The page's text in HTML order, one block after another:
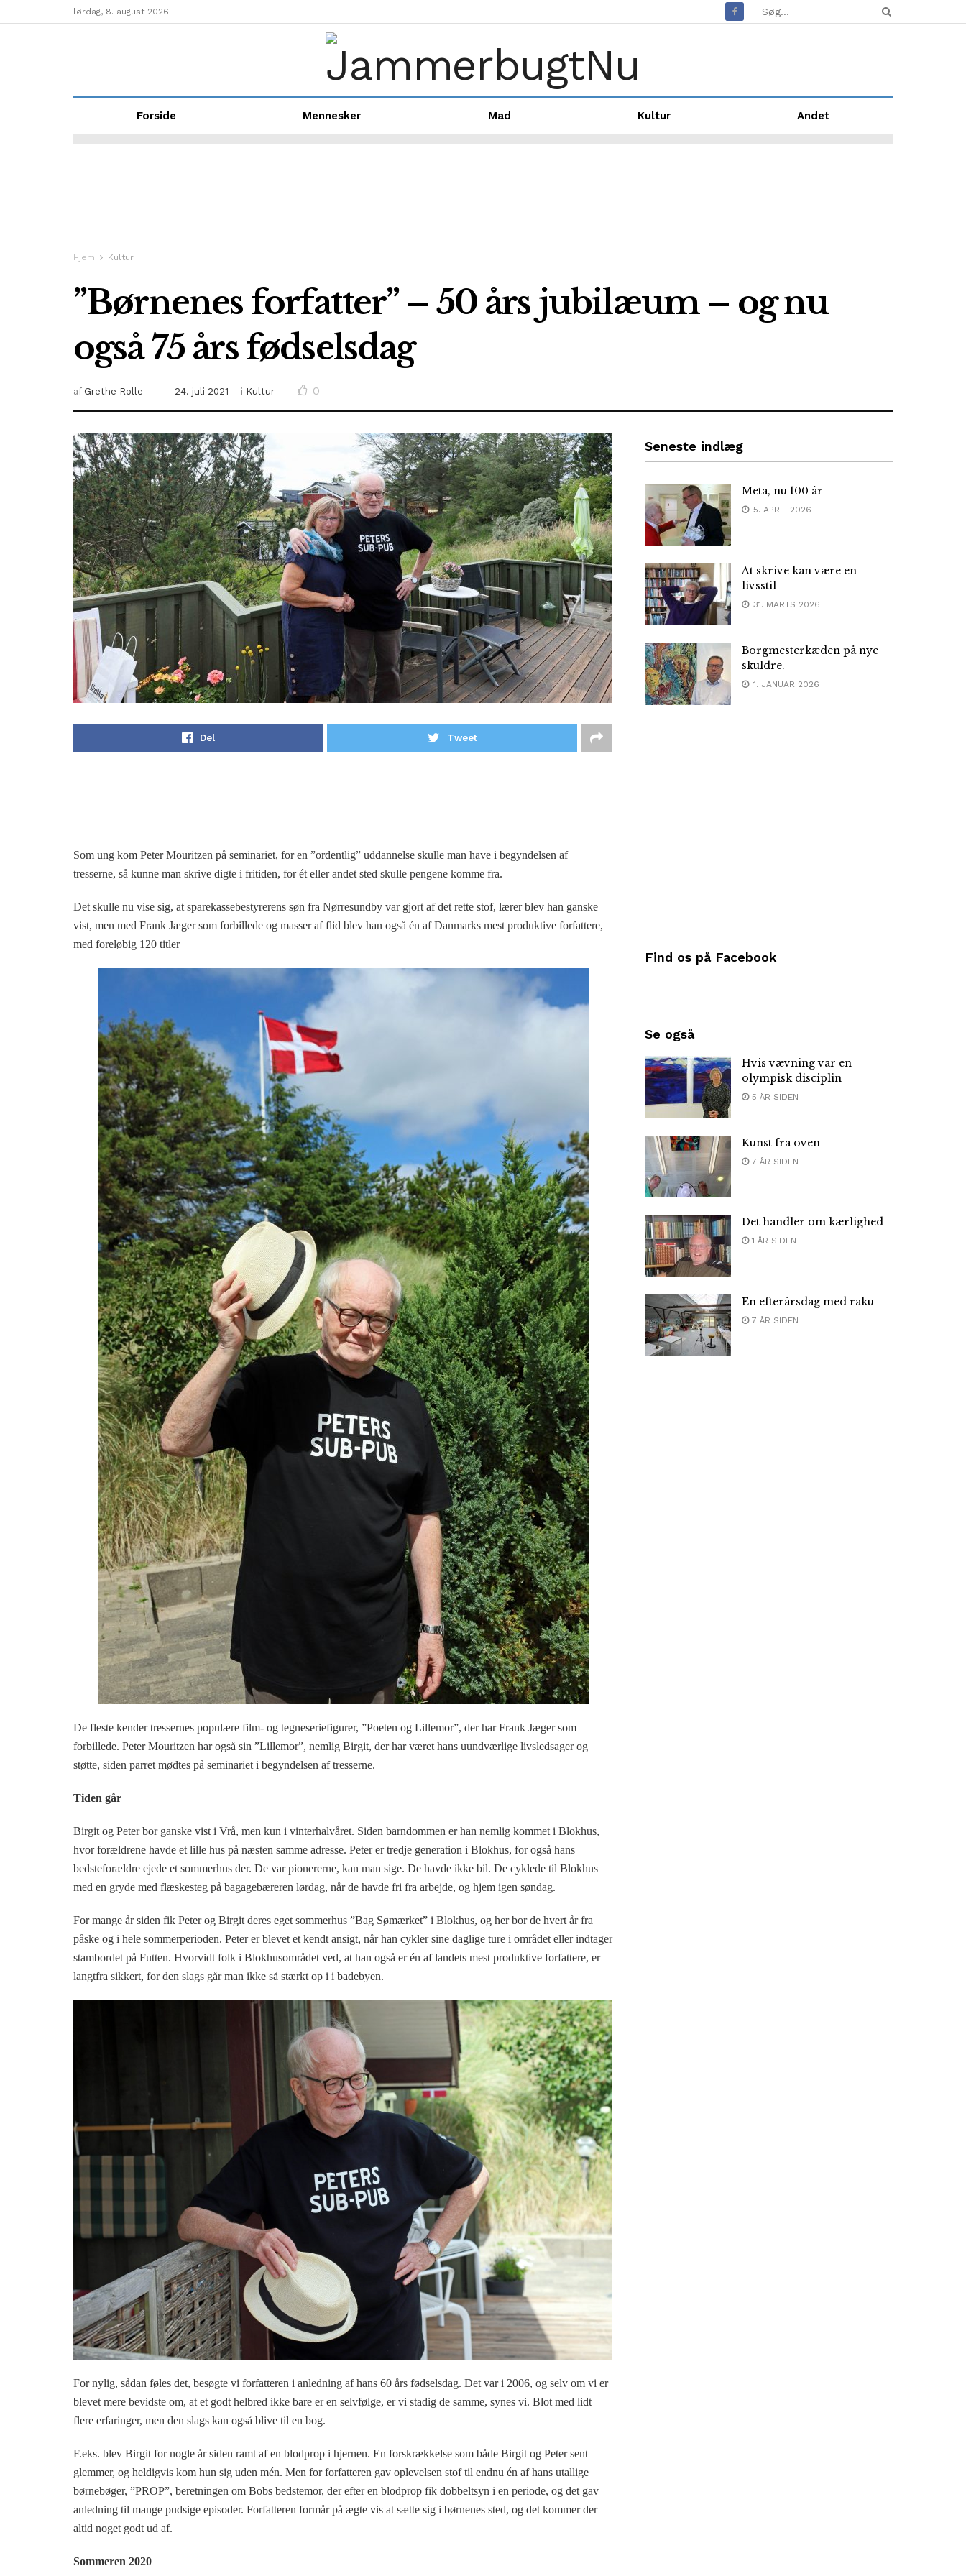
lørdag, 8. august 2026
Forside Mennesker Mad Kultur Andet
Hjem Kultur
”Børnenes forfatter” – 50 års jubilæum – og nu
også 75 års fødselsdag
af Grethe Rolle 24. juli 2021 i Kultur 0
Del Tweet
Som ung kom Peter Mouritzen på seminariet, for en ”ordentlig” uddannelse skulle man have i begyndelsen af
tresserne, så kunne man skrive digte i fritiden, for ét eller andet sted skulle pengene komme fra.
Det skulle nu vise sig, at sparekassebestyrerens søn fra Nørresundby var gjort af det rette stof, lærer blev han ganske
vist, men med Frank Jæger som forbillede og masser af flid blev han også én af Danmarks mest produktive forfattere,
med foreløbig 120 titler
De fleste kender tressernes populære film- og tegneseriefigurer, ”Poeten og Lillemor”, der har Frank Jæger som
forbillede. Peter Mouritzen har også sin ”Lillemor”, nemlig Birgit, der har været hans uundværlige livsledsager og
støtte, siden parret mødtes på seminariet i begyndelsen af tresserne.
Tiden går
Birgit og Peter bor ganske vist i Vrå, men kun i vinterhalvåret. Siden barndommen er han nemlig kommet i Blokhus,
hvor forældrene havde et lille hus på næsten samme adresse. Peter er tredje generation i Blokhus, for også hans
bedsteforældre ejede et sommerhus der. De var pionererne, kan man sige. De havde ikke bil. De cyklede til Blokhus
med en gryde med flæskesteg på bagagebæreren lørdag, når de havde fri fra arbejde, og hjem igen søndag.
For mange år siden fik Peter og Birgit deres eget sommerhus ”Bag Sømærket” i Blokhus, og her bor de hvert år fra
påske og i hele sommerperioden. Peter er blevet et kendt ansigt, når han cykler sine daglige ture i området eller indtager
stambordet på Futten. Hvorvidt folk i Blokhusområdet ved, at han også er én af landets mest produktive forfattere, er
langtfra sikkert, for den slags går man ikke så stærkt op i i badebyen.
For nylig, sådan føles det, besøgte vi forfatteren i anledning af hans 60 års fødselsdag. Det var i 2006, og selv om vi er
blevet mere bevidste om, at et godt helbred ikke bare er en selvfølge, er vi stadig de samme, synes vi. Blot med lidt
flere erfaringer, men den slags kan også blive til en bog.
F.eks. blev Birgit for nogle år siden ramt af en blodprop i hjernen. En forskrækkelse som både Birgit og Peter sent
glemmer, og heldigvis kom hun sig uden mén. Men for forfatteren gav oplevelsen stof til endnu én af hans utallige
børnebøger, ”PROP”, beretningen om Bobs bedstemor, der efter en blodprop fik dobbeltsyn i en periode, og det gav
anledning til mange pudsige episoder. Forfatteren formår på ægte vis at sætte sig i børnenes sted, og det kommer der
altid noget godt ud af.
Sommeren 2020
Seneste indlæg
Meta, nu 100 år
5. APRIL 2026
At skrive kan være en
livsstil
31. MARTS 2026
Borgmesterkæden på nye
skuldre.
1. JANUAR 2026
Find os på Facebook
Se også
Hvis vævning var en
olympisk disciplin
5 ÅR SIDEN
Kunst fra oven
7 ÅR SIDEN
Det handler om kærlighed
1 ÅR SIDEN
En efterårsdag med raku
7 ÅR SIDEN